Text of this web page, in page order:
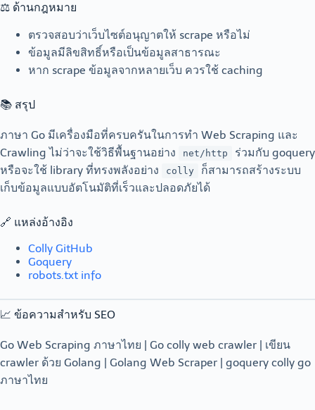
⚖️ ด้านกฎหมาย
ตรวจสอบว่าเว็บไซต์อนุญาตให้ scrape หรือไม่
ข้อมูลมีลิขสิทธิ์หรือเป็นข้อมูลสาธารณะ
หาก scrape ข้อมูลจากหลายเว็บ ควรใช้ caching
📚 สรุป
ภาษา Go มีเครื่องมือที่ครบครันในการทำ Web Scraping และ
Crawling ไม่ว่าจะใช้วิธีพื้นฐานอย่าง
net/http
ร่วมกับ goquery
หรือจะใช้ library ที่ทรงพลังอย่าง
colly
ก็สามารถสร้างระบบ
เก็บข้อมูลแบบอัตโนมัติที่เร็วและปลอดภัยได้
🔗 แหล่งอ้างอิง
Colly GitHub
Goquery
robots.txt info
📈 ข้อความสำหรับ SEO
Go Web Scraping ภาษาไทย | Go colly web crawler | เขียน
crawler ด้วย Golang | Golang Web Scraper | goquery colly go
ภาษาไทย